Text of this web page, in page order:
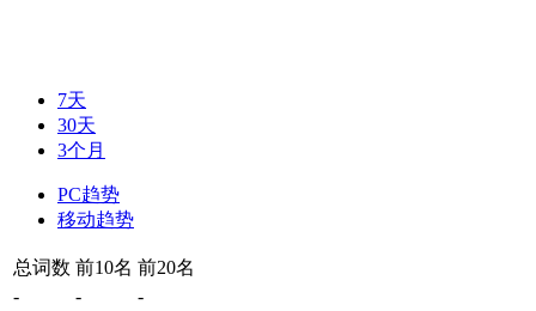
7天
30天
3个月
PC趋势
移动趋势
总词数 前10名 前20名
-
-
-